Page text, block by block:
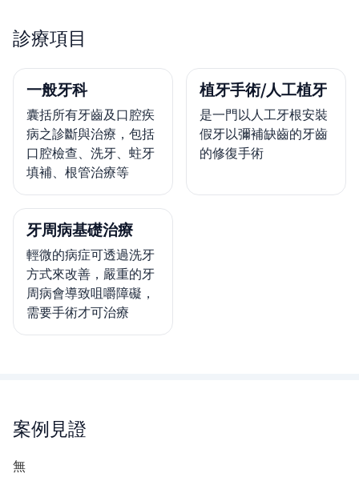
診療項目
一般牙科
囊括所有牙齒及口腔疾
病之診斷與治療，包括
口腔檢查、洗牙、蛀牙
填補、根管治療等
植牙手術/人工植牙
是一門以人工牙根安裝
假牙以彌補缺齒的牙齒
的修復手術
牙周病基礎治療
輕微的病症可透過洗牙
方式來改善，嚴重的牙
周病會導致咀嚼障礙，
需要手術才可治療
案例見證
無